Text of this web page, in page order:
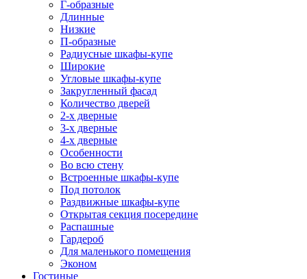
Г-образные
Длинные
Низкие
П-образные
Радиусные шкафы-купе
Широкие
Угловые шкафы-купе
Закругленный фасад
Количество дверей
2-х дверные
3-х дверные
4-х дверные
Особенности
Во всю стену
Встроенные шкафы-купе
Под потолок
Раздвижные шкафы-купе
Открытая секция посередине
Распашные
Гардероб
Для маленького помещения
Эконом
Гостиные